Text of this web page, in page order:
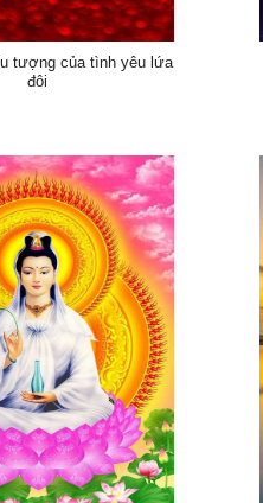
tượng của tình yêu lứa
đôi